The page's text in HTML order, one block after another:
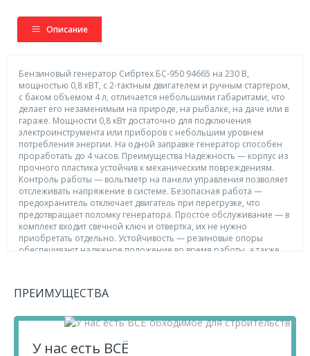
Описание
Бензиновый генератор Сибртех БС-950 94665 на 230 В,
мощностью 0,8 кВТ, с 2-тактным двигателем и ручным стартером,
с баком объемом 4 л, отличается небольшими габаритами, что
делает его незаменимым на природе, на рыбалке, на даче или в
гараже. Мощности 0,8 кВт достаточно для подключения
электроинструмента или приборов с небольшим уровнем
потребления энергии. На одной заправке генератор способен
проработать до 4 часов. Преимущества Надежность — корпус из
прочного пластика устойчив к механическим повреждениям.
Контроль работы — вольтметр на панели управления позволяет
отслеживать напряжение в системе. Безопасная работа —
предохранитель отключает двигатель при перегрузке, что
предотвращает поломку генератора. Простое обслуживание — в
комплект входит свечной ключ и отвертка, их не нужно
приобретать отдельно. Устойчивость — резиновые опоры
обеспечивают надежное положение во время работы, а также
товар Генератор бензиновый БС-950, 0.8 кВт, 230 В, 2-х
тактный, 4 л, ручной стартер Сибртех по выгодной цене!
Также вы можете посмотреть другие товары категории
ПРЕИМУЩЕСТВА
У нас есть ВСЁ